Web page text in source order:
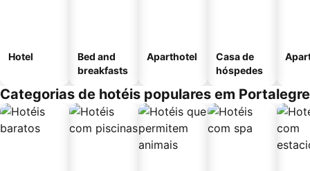
Hotel
Bed and
breakfasts
Aparthotel
Casa de
hóspedes
Categorias de hotéis populares em Portalegre